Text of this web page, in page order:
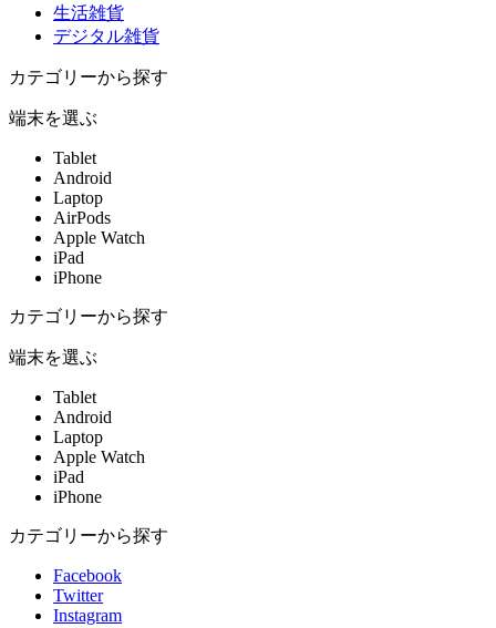
生活雑貨
デジタル雑貨
カテゴリーから探す
端末を選ぶ
Tablet
Android
Laptop
AirPods
Apple Watch
iPad
iPhone
カテゴリーから探す
端末を選ぶ
Tablet
Android
Laptop
Apple Watch
iPad
iPhone
カテゴリーから探す
Facebook
Twitter
Instagram